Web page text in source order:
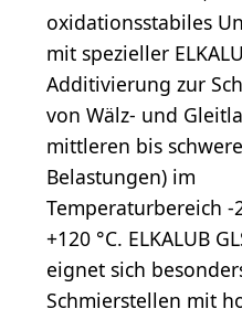
oxidationsstabiles
mit spezieller
Additivierung zur
von Wälz- und
mittleren bis
Belastungen) im
Temperaturbereich -
+120 °C. ELKALUB
eignet sich
Schmierstellen mit